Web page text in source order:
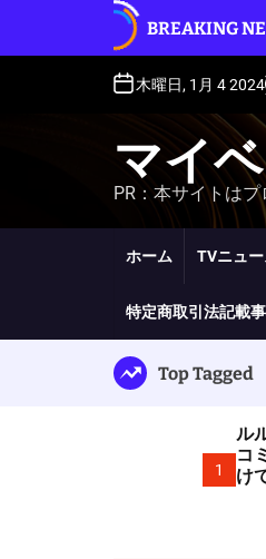
i
t
BREAKING
ルルシアをオークションで購入
木曜日, 1月 4 2024
マイ
PR：本サイトは
ホーム TVニュ
特定商取引法記載
Top Tagged
1
ル
コ
け